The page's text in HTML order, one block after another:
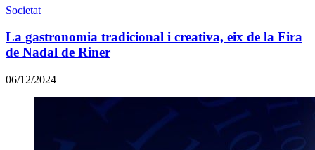
Societat
La gastronomia tradicional i creativa, eix de la Fira
de Nadal de Riner
06/12/2024